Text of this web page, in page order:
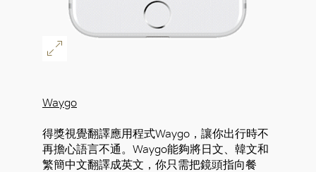
Waygo
得獎視覺翻譯應用程式Waygo，讓你出行時不
再擔心語言不通。Waygo能夠將日文、韓文和
繁簡中文翻譯成英文，你只需把鏡頭指向餐